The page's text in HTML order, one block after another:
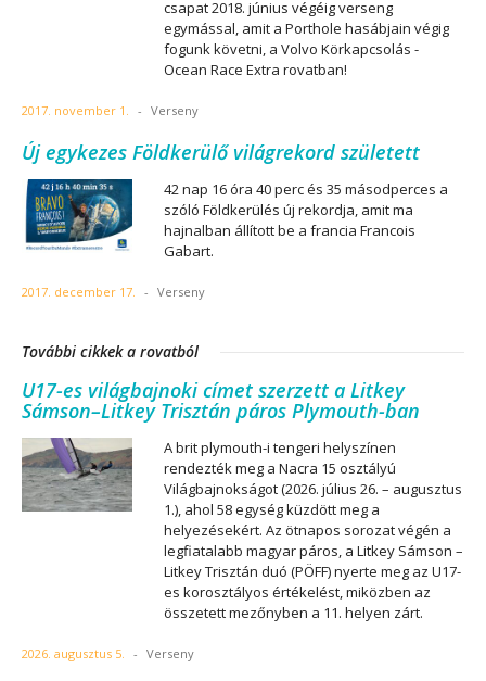
csapat 2018. június végéig verseng
egymással, amit a Porthole hasábjain végig
fogunk követni, a Volvo Körkapcsolás -
Ocean Race Extra rovatban!
2017. november 1. - Verseny
Új egykezes Földkerülő világrekord született
42 nap 16 óra 40 perc és 35 másodperces a
szóló Földkerülés új rekordja, amit ma
hajnalban állított be a francia Francois
Gabart.
2017. december 17. - Verseny
További cikkek a rovatból
U17-es világbajnoki címet szerzett a Litkey
Sámson–Litkey Trisztán páros Plymouth-ban
A brit plymouth-i tengeri helyszínen
rendezték meg a Nacra 15 osztályú
Világbajnokságot (2026. július 26. – augusztus
1.), ahol 58 egység küzdött meg a
helyezésekért. Az ötnapos sorozat végén a
legfiatalabb magyar páros, a Litkey Sámson –
Litkey Trisztán duó (PÖFF) nyerte meg az U17-
es korosztályos értékelést, miközben az
összetett mezőnyben a 11. helyen zárt.
2026. augusztus 5. - Verseny